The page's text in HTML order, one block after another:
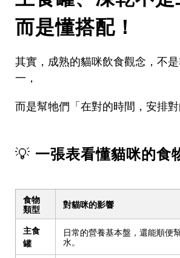
而是懂搭配！
其實 ， 成熟的貓咪飲食觀念 ， 不
一 ，
而是幫牠們「在對的時間，安排對
💡 一張表看懂貓咪的食
食物
類型
對貓咪的影響
主食
罐
日常的營養基本盤，還能順便
水。